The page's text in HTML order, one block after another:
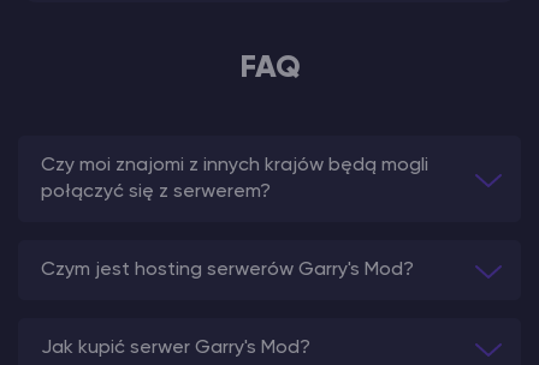
FAQ
Czy moi znajomi z innych krajów będą mogli
połączyć się z serwerem?
Czym jest hosting serwerów Garry's Mod?
Jak kupić serwer Garry's Mod?